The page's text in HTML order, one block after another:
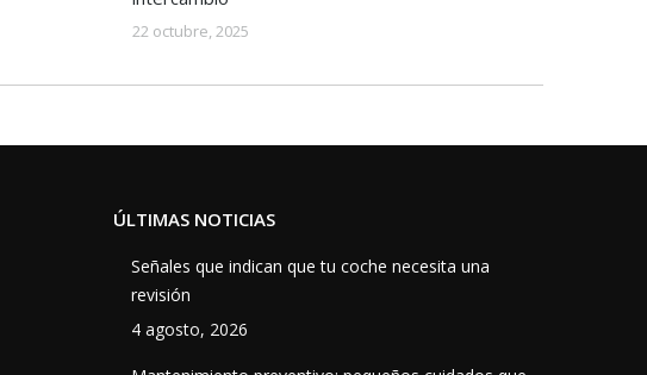
22 octubre, 2025
ÚLTIMAS NOTICIAS
Señales que indican que tu coche necesita una
revisión
4 agosto, 2026